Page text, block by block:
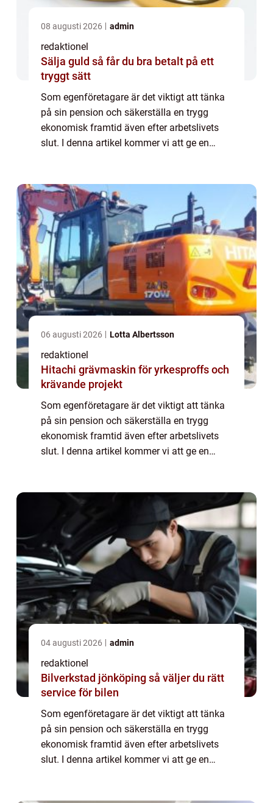
08 augusti 2026 admin
redaktionel
Sälja guld så får du bra betalt på ett
tryggt sätt
Som egenföretagare är det viktigt att tänka
på sin pension och säkerställa en trygg
ekonomisk framtid även efter arbetslivets
slut. I denna artikel kommer vi att ge en
...
06 augusti 2026 Lotta Albertsson
redaktionel
Hitachi grävmaskin för yrkesproffs och
krävande projekt
Som egenföretagare är det viktigt att tänka
på sin pension och säkerställa en trygg
ekonomisk framtid även efter arbetslivets
slut. I denna artikel kommer vi att ge en
04 augusti 2026 admin
redaktionel
Bilverkstad jönköping så väljer du rätt
service för bilen
Som egenföretagare är det viktigt att tänka
på sin pension och säkerställa en trygg
ekonomisk framtid även efter arbetslivets
slut. I denna artikel kommer vi att ge en